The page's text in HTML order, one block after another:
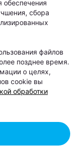
водохранилища,
берег»),
и других
обеспечения
сбора
файлов
позднее время.
о целях,
cookie вы
обработки